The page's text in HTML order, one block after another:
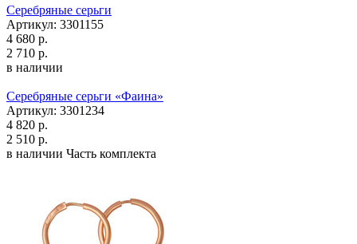
Серебряные серьги
Артикул: 3301155
4 680 р.
2 710 р.
в наличии
Серебряные серьги «Фаина»
Артикул: 3301234
4 820 р.
2 510 р.
в наличии Часть комплекта